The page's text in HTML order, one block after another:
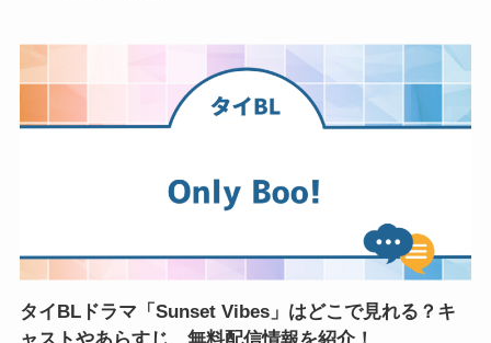
タイBLドラマ「Sunset Vibes」はどこで見れる？キ
ャストやあらすじ、無料配信情報を紹介！